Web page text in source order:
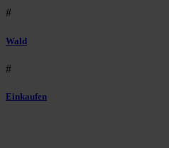
#
Wald
#
Einkaufen